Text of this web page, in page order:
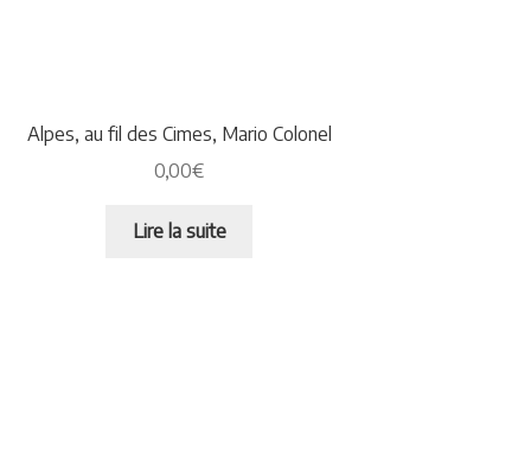
Alpes, au fil des Cimes, Mario Colonel
0,00€
Lire la suite